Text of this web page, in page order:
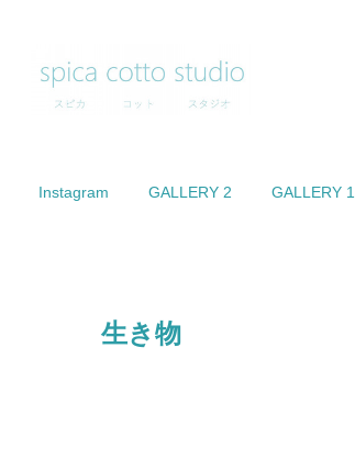
Instagram GALLERY 2 GALLERY 1
生き物